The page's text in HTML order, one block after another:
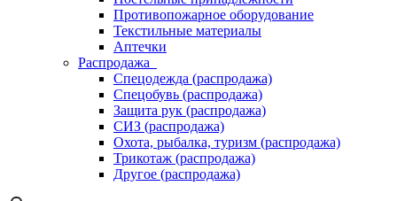
Противопожарное оборудование
Текстильные материалы
Аптечки
Распродажа
Спецодежда (распродажа)
Спецобувь (распродажа)
Защита рук (распродажа)
СИЗ (распродажа)
Охота, рыбалка, туризм (распродажа)
Трикотаж (распродажа)
Другое (распродажа)